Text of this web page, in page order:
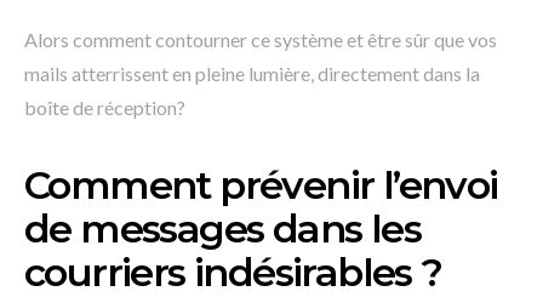
Alors comment contourner ce système et être sûr que vos
mails atterrissent en pleine lumière, directement dans la
boîte de réception?
Comment prévenir l’envoi
de messages dans les
courriers indésirables ?